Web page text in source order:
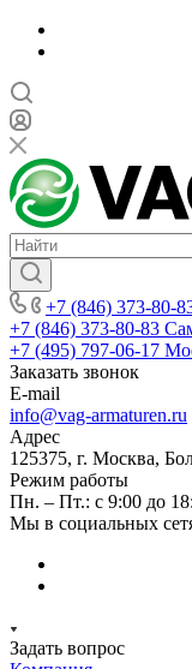
+7 (846) 373-80-
+7 (846) 373-80-83
+7 (495) 797-06-17
Заказать звонок
E-mail
info@vag-armaturen.ru
Адрес
125375, г. Москва,
Режим работы
Пн. – Пт.: с 9:00 до
Мы в социальных
Задать вопрос